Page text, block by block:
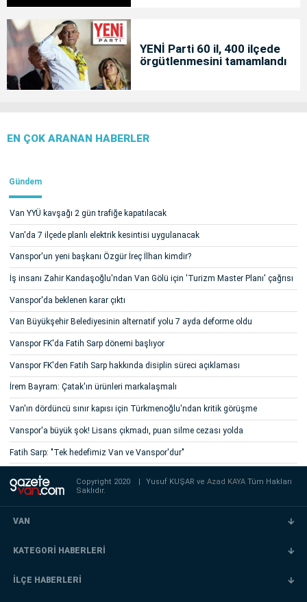
YENİ Parti 60 il, 400 ilçede
örgütlenmesini tamamlandı
EN ÇOK ARANAN HABERLER
Gündem
Van YYÜ kavşağı 2 gün trafiğe kapatılacak
Van'da 7 ilçede planlı elektrik kesintisi uygulanacak
Vanspor'un yeni başkanı Özgür İreç İlhan kimdir?
İş insanı Zahir Kandaşoğlu'ndan Van Gölü için 'Turizm Master Planı' çağrısı
Vanspor'da beklenen karar çıktı
Van Büyükşehir Belediyesinin alternatif yolu 7 ayda deforme oldu
Vanspor FK'da Fatih Sarp dönemi başlıyor
Vanspor FK'den Fatih Sarp hakkında disiplin süreci açıklaması
İrem Bayram: Çatak'ın ürünleri markalaşmalı
Van'ın dördüncü sınır kapısı için Türkmenoğlu'ndan kritik görüşme
Vanspor'a büyük şok! Lisans çıkmadı, puan silme cezası yolda
Fatih Sarp: "Tek hedefimiz Van ve Vanspor'dur"
Copyright 2020 Yusuf KUŞAR veAzad KAYATüm Hakları
Saklıdır.
VAN
KATEGORİ HABERLERİ
İLÇE HABERLERİ